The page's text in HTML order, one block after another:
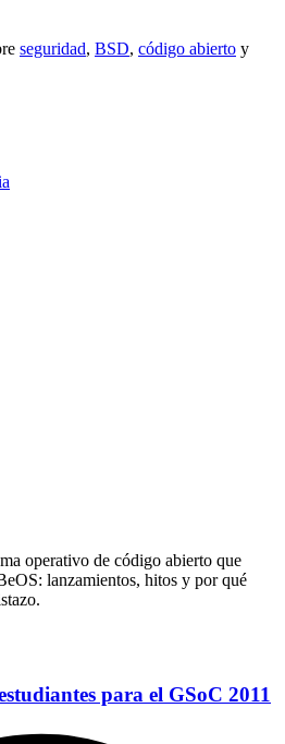
seguridad, BSD, código abierto y
operativo de código abierto que
lanzamientos, hitos y por qué
para el GSoC 2011